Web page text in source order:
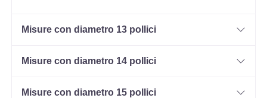
Misure con diametro 13 pollici
Misure con diametro 14 pollici
Misure con diametro 15 pollici